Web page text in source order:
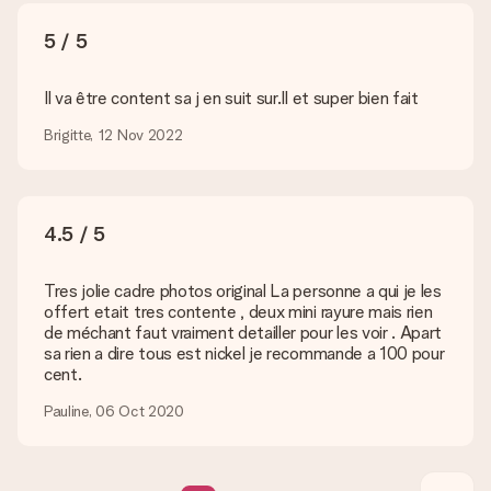
agréable surprise.
Nous ne pouvons malheureusement pour le moment assurer
ce genre de service. C’est pourquoi nous envoyons tous les
cadeaux dans des paquets joliment décorés pour un effet de
Délai de livraison, options de livraison et frais
Est-ce que je peux choisir la date de livraison ?
Il n’est, en ce moment, pas possible de choisir une date
précise pour votre cadeau.
Quel est le délai de livraison ? Quand est-ce que mon
cadeau sera livré ?
5 / 5
Il va être content sa j en suit sur.Il et super bien fait
Brigitte, 12 Nov 2022
4.5 / 5
Tres jolie cadre photos original La personne a qui je les
offert etait tres contente , deux mini rayure mais rien
de méchant faut vraiment detailler pour les voir . Apart
sa rien a dire tous est nickel je recommande a 100 pour
cent.
Pauline, 06 Oct 2020